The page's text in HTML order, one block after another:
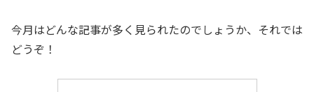
今月はどんな記事が多く見られたのでしょうか、それでは
どうぞ！